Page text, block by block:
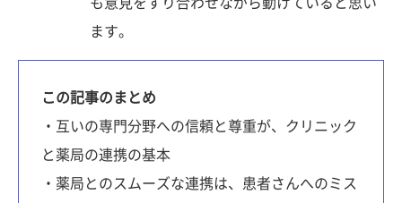
ます。
この記事のまとめ
・互いの専門分野への信頼と尊重が、クリニック
と薬局の連携の基本
・薬局とのスムーズな連携は、患者さんへのミス